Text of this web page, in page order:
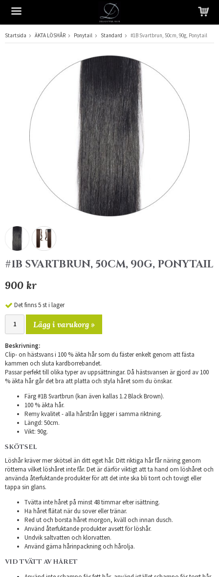
Produkten har blivit tillagd i varukorgen
Startsida ÄKTA LÖSHÅR Ponytail Standard #1B Svartbrun, 50cm, 90g, Ponytail
#1B SVARTBRUN, 50CM, 90G, PONYTAIL
900 kr
Det finns 5 st i lager
Lägg i varukorg »
Beskrivning:
Clip- on hästsvans i 100 % äkta hår som du fäster enkelt genom att fästa
kammen och sluta kardborrebandet.
Passar perfekt till olika typer av uppsättningar. Då hästsvansen är gjord av 100
% äkta hår går det bra att platta och styla håret som du önskar.
Färg #1B Svartbrun (kan även kallas 1.2 Black Brown).
100 % äkta hår.
Remy kvalitet - alla hårstrån ligger i samma riktning.
Längd: 50cm.
Vikt: 90g.
SKÖTSEL
Löshår kräver mer skötsel än ditt eget hår. Ditt riktiga hår får näring genom
rötterna vilket löshåret inte får. Det är därför viktigt att ta hand om löshåret och
använda återfuktande produkter för att det inte ska bli torrt och tovigt eller
tappa sin glans.
Tvätta inte håret på minst 48 timmar efter isättning.
Ha håret flätat när du sover eller tränar.
Red ut och borsta håret morgon, kväll och innan dusch.
Använd återfuktande produkter avsett för löshår.
Undvik saltvatten och klorvatten.
Använd gärna hårinpackning och hårolja.
VID TVÄTT AV HÅRET